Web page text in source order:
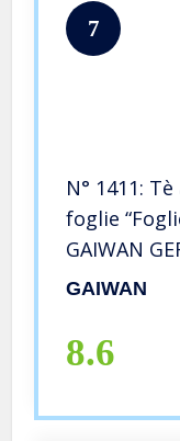
7
N° 1411:
foglie
GAIWAN
tisane in
GAIWAN
8.6